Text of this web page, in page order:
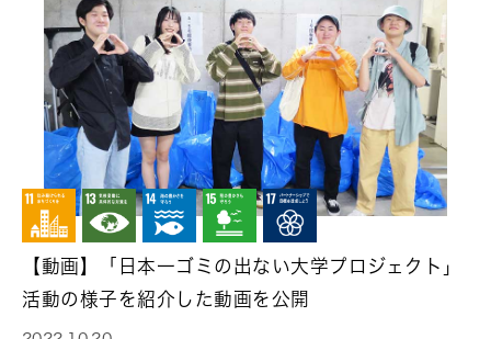
【動画】「日本一ゴミの出ない大学プロジェクト」
活動の様子を紹介した動画を公開